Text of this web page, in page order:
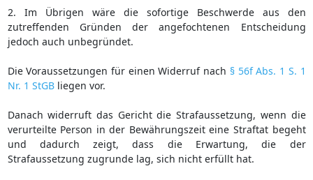
2. Im Übrigen wäre die sofortige Beschwerde aus den
zutreffenden Gründen der angefochtenen Entscheidung
jedoch auch unbegründet.
Die Voraussetzungen für einen Widerruf nach § 56f Abs. 1 S. 1
Nr. 1 StGBliegen vor.
Danach widerruft das Gericht die Strafaussetzung, wenn die
verurteilte Person in der Bewährungszeit eine Straftat begeht
und dadurch zeigt, dass die Erwartung, die der
Strafaussetzung zugrunde lag, sich nicht erfüllt hat.